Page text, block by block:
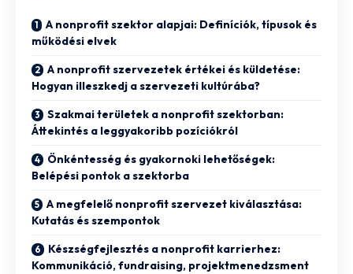
A nonprofit szektor alapjai: Definíciók, típusok és
működési elvek
A nonprofit szervezetek értékei és küldetése:
Hogyan illeszkedj a szervezeti kultúrába?
Szakmai területek a nonprofit szektorban:
Áttekintés a leggyakoribb pozíciókról
Önkéntesség és gyakornoki lehetőségek:
Belépési pontok a szektorba
A megfelelő nonprofit szervezet kiválasztása:
Kutatás és szempontok
Készségfejlesztés a nonprofit karrierhez:
Kommunikáció, fundraising, projektmenedzsment